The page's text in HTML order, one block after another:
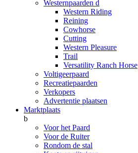
Westernpaarden d
Western Riding
Reining
Cowhorse
Cutting
Western Pleasure
Trail
Versatility Ranch Horse
Voltigeerpaard
Recreatiepaarden
Verkopers
Advertentie plaatsen
Marktplaats
b
Voor het Paard
Voor de Ruiter
Rondom de stal